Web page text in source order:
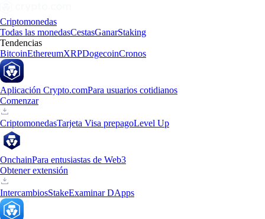
Criptomonedas
Todas las monedasCestasGanarStaking
Tendencias
BitcoinEthereumXRPDogecoinCronos
Aplicación Crypto.comPara usuarios cotidianos
Comenzar
CriptomonedasTarjeta Visa prepagoLevel Up
OnchainPara entusiastas de Web3
Obtener extensión
IntercambiosStakeExaminar DApps